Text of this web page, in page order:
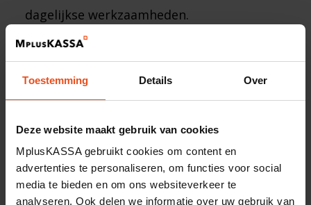
Toestemming Details Over
Deze website maakt gebruik van cookies
MplusKASSA gebruikt cookies om content en
advertenties te personaliseren, om functies voor social
media te bieden en om ons websiteverkeer te
analyseren. Ook delen we informatie over uw gebruik van
dagelijkse werkzaamheden.
schaalbaar te blijven zonder hun
Leiderschap speelt hierin een belangrijke
rol. Wanneer verantwoordelijkheden
duidelijk verdeeld zijn en collega’s goed